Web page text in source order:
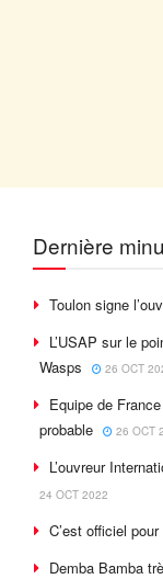
Dernière
Toulon signe
L’USAP sur le
Wasps
26 OCT
Equipe de
probable
26 OCT
L’ouvreur
24 OCT 2022
C’est officiel
Demba Bamba